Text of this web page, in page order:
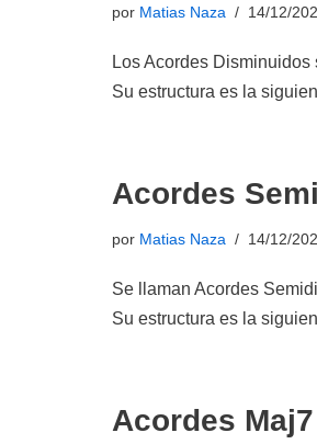
por Matias Naza 14/12/
Los Acordes
Su estructura es la
Acordes
por Matias Naza 14/12/
Se llaman Acordes
Su estructura es la
Acordes Maj7